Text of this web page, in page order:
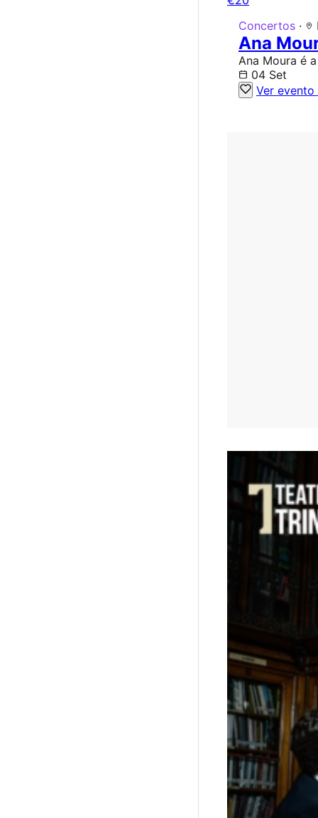
Concertos ·
Ana
Ana Moura é
04 Set
Ver